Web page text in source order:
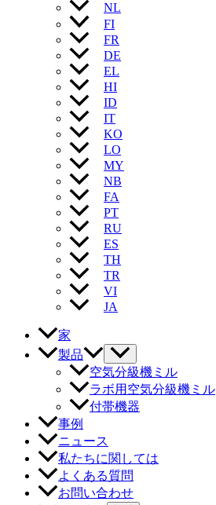
NL
FI
FR
DE
EL
HI
ID
IT
KO
LO
MY
NB
FA
PT
RU
ES
TH
TR
VI
JA
家
製品
空気分級機ミル
ラボ用空気分級機ミル
付帯機器
事例
ニュース
私たちに関しては
よくある質問
お問い合わせ